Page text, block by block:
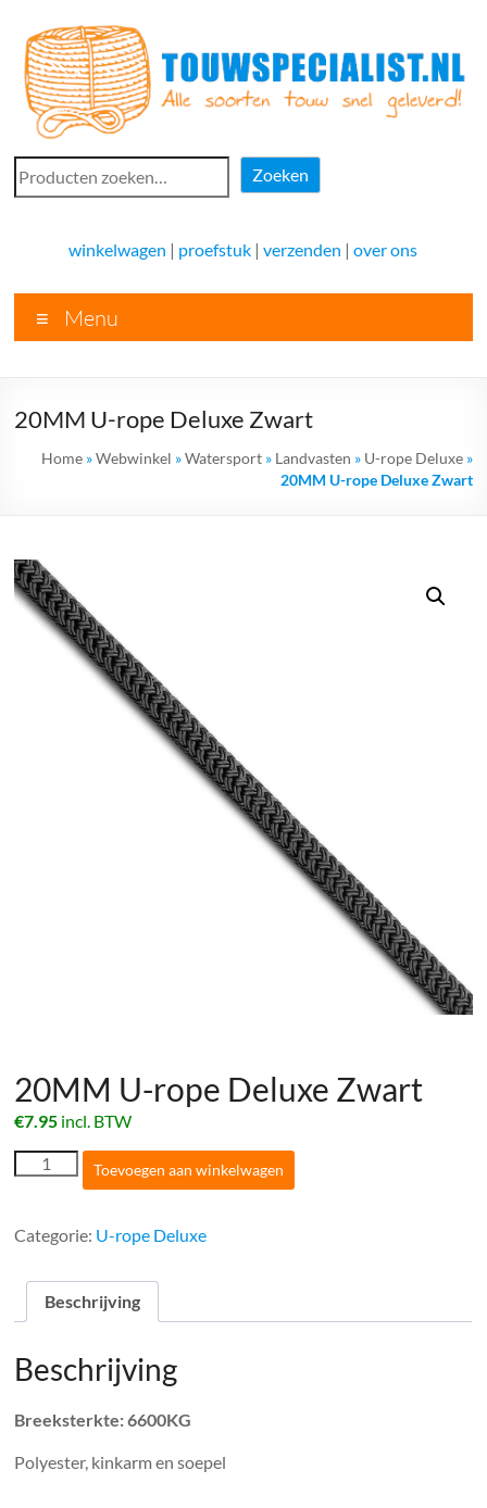
naar
inhoud
Touwspecialist.nl
voor
vele
soorten
goed
advies!
Zoeken
Zoeken
winkelwagen | proefstuk |verzenden |over ons
Menu
20MM U-rope Deluxe Zwart
Home»Webwinkel »Watersport» Landvasten » U-rope Deluxe»
20MM U-rope Deluxe Zwart
20MM U-rope Deluxe Zwart
€7.95 incl. BTW
20MM
U-
Zwart
Toevoegen aan winkelwagen
Categorie: U-rope Deluxe
Beschrijving
Beschrijving
Breeksterkte: 6600KG
Polyester, kinkarm en soepel